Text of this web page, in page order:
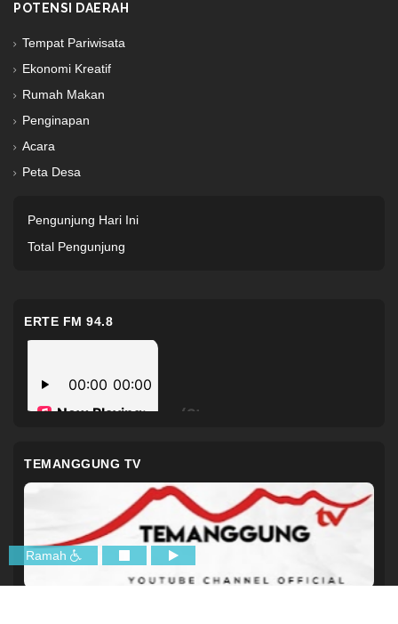
POTENSI DAERAH
Tempat Pariwisata
Ekonomi Kreatif
Rumah Makan
Penginapan
Acara
Peta Desa
Pengunjung Hari Ini
Total Pengunjung
ERTE FM 94.8
TEMANGGUNG TV
Ramah